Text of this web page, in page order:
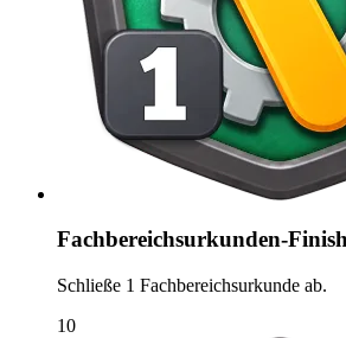
Fachbereichsurkunden-
Schließe 1 Fachbereichsurkunde ab.
10